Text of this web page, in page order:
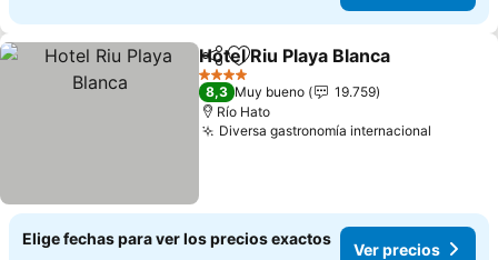
CompartirAgregar a favoritos
Hotel Riu Playa Blanca
4 Estrellas
8,3 Muy bueno
19.759
Río Hato
Diversa gastronomía internacional
Elige fechas para ver los precios exactos
Ver precios